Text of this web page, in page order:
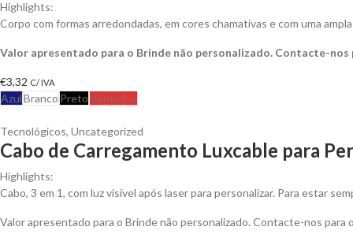
Highlights:
Corpo com formas arredondadas, em cores chamativas e com uma
Valor apresentado para o Brinde não personalizado. Contacte-
€3,32 C/ IVA
AzulBranco PretoVermelho
Tecnológicos, Uncategorized
Cabo de Carregamento Luxcable para
Highlights:
Cabo, 3 em 1, com luz visível após laser para personalizar. Para estar
Valor apresentado para o Brinde não personalizado. Contacte-nos